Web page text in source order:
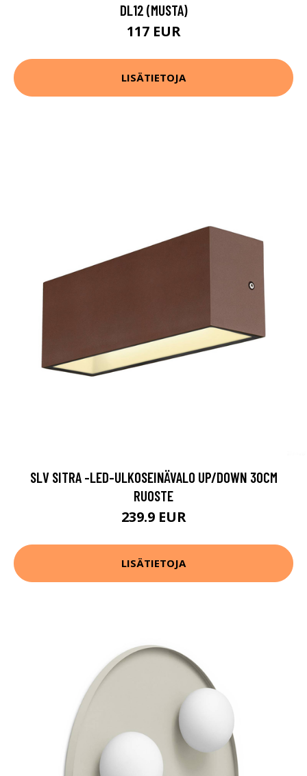
DL12 (MUSTA)
117 EUR
LISÄTIETOJA
SLV SITRA -LED-ULKOSEINÄVALO UP/DOWN 30CM
RUOSTE
239.9 EUR
LISÄTIETOJA